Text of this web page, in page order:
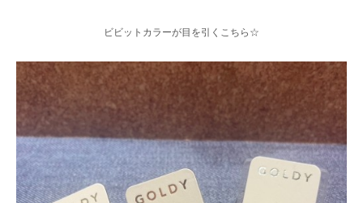
ビビットカラーが目を引くこちら☆